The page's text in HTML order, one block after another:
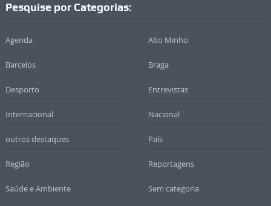
Pesquise por Categorias:
Agenda Alto Minho
Barcelos Braga
Desporto Entrevistas
Internacional Nacional
outros destaques País
Região Reportagens
Saúde e Ambiente Sem categoria